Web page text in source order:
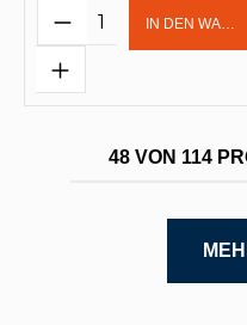
ProduktIN DEN
48 VON 114